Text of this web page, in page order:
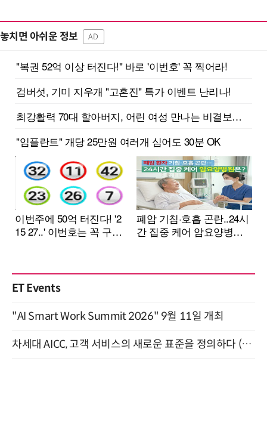
놓치면 아쉬운 정보 AD
ET Events
"AI Smart Work Summit 2026" 9월 11일 개최
차세대 AICC, 고객 서비스의 새로운 표준을 정의하다 (9/9)